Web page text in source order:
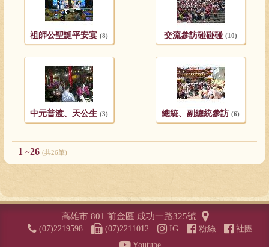
祖師公聖誕平安宴 (8) 交流參訪碰碰碰 (10)
中元普渡、天公生 (3) 總統、副總統參訪 (6)
1 ~26 (共26筆)
高雄市 801 前金區 成功一路325號
(07)2219598 (07)2211012 IG 粉絲
社團
Youtube